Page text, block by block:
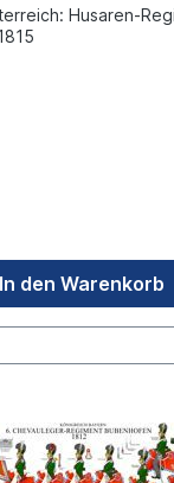
Regiment Nr.10
1815
In den Warenkorb